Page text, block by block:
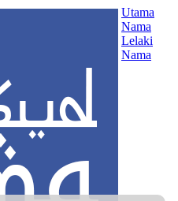
Utama
Nama
Lelaki
Nama